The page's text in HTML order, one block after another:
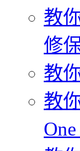
教
修
教
教